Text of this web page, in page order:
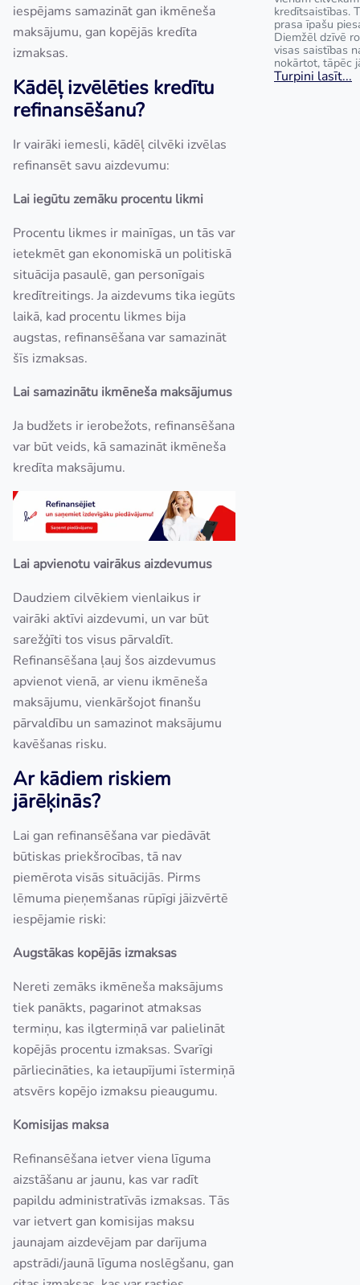
iespējams samazināt gan ikmēneša
maksājumu, gan kopējās kredīta
izmaksas.
Kādēļ izvēlēties kredītu
refinansēšanu?
Ir vairāki iemesli, kādēļ cilvēki izvēlas
refinansēt savu aizdevumu:
Lai iegūtu zemāku procentu likmi
Procentu likmes ir mainīgas, un tās var
ietekmēt gan ekonomiskā un politiskā
situācija pasaulē, gan personīgais
kredītreitings. Ja aizdevums tika iegūts
laikā, kad procentu likmes bija
augstas, refinansēšana var samazināt
šīs izmaksas.
Lai samazinātu ikmēneša maksājumus
Ja budžets ir ierobežots, refinansēšana
var būt veids, kā samazināt ikmēneša
kredīta maksājumu.
Lai apvienotu vairākus aizdevumus
Daudziem cilvēkiem vienlaikus ir
vairāki aktīvi aizdevumi, un var būt
sarežģīti tos visus pārvaldīt.
Refinansēšana ļauj šos aizdevumus
apvienot vienā, ar vienu ikmēneša
maksājumu, vienkāršojot finanšu
pārvaldību un samazinot maksājumu
kavēšanas risku.
Ar kādiem riskiem
jārēķinās?
Lai gan refinansēšana var piedāvāt
būtiskas priekšrocības, tā nav
piemērota visās situācijās. Pirms
lēmuma pieņemšanas rūpīgi jāizvērtē
iespējamie riski:
Augstākas kopējās izmaksas
Nereti zemāks ikmēneša maksājums
tiek panākts, pagarinot atmaksas
termiņu, kas ilgtermiņā var palielināt
kopējās procentu izmaksas. Svarīgi
pārliecināties, ka ietaupījumi īstermiņā
atsvērs kopējo izmaksu pieaugumu.
Komisijas maksa
Refinansēšana ietver viena līguma
aizstāšanu ar jaunu, kas var radīt
papildu administratīvās izmaksas. Tās
var ietvert gan komisijas maksu
jaunajam aizdevējam par darījuma
apstrādi/jaunā līguma noslēgšanu, gan
kredītsaistības.
prasa īpašu
Diemžēl dzīvē
visas saistības
nokārtot, tāpēc
Turpini lasīt...